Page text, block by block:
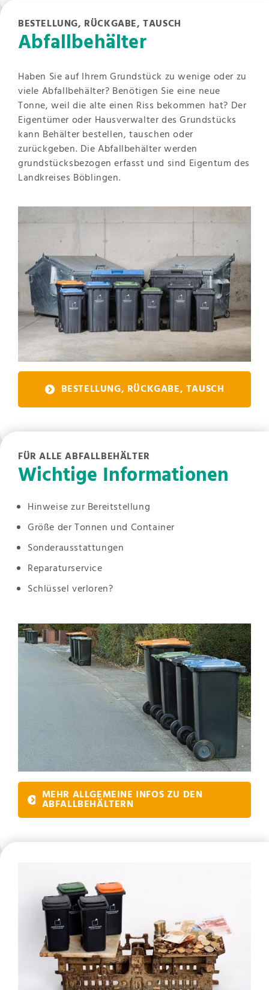
BESTELLUNG, RÜCKGABE, TAUSCH
Abfallbehälter
Haben Sie auf Ihrem Grundstück zu wenige oder zu
viele Abfallbehälter? Benötigen Sie eine neue
Tonne, weil die alte einen Riss bekommen hat? Der
Eigentümer oder Hausverwalter des Grundstücks
kann Behälter bestellen, tauschen oder
zurückgeben. Die Abfallbehälter werden
grundstücksbezogen erfasst und sind Eigentum des
Landkreises Böblingen.
BESTELLUNG, RÜCKGABE, TAUSCH
FÜR ALLE ABFALLBEHÄLTER
Wichtige Informationen
Hinweise zur Bereitstellung
Größe der Tonnen und Container
Sonderausstattungen
Reparaturservice
Schlüssel verloren?
MEHR ALLGEMEINE INFOS ZU DEN
ABFALLBEHÄLTERN